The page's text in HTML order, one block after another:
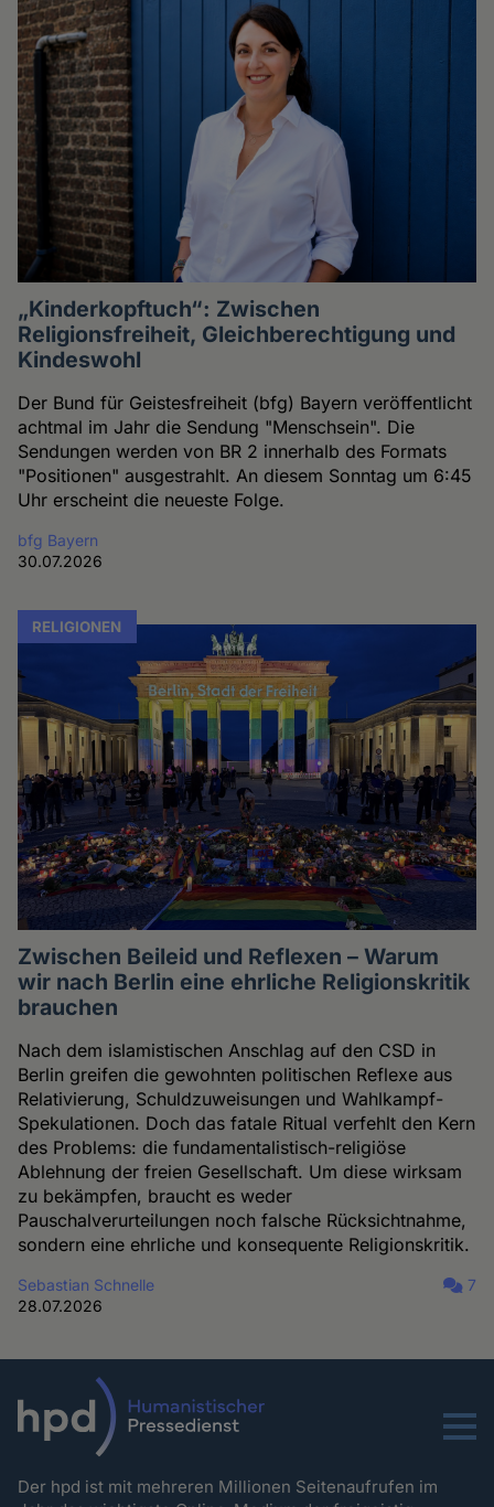
„Kinderkopftuch“: Zwischen
Religionsfreiheit, Gleichberechtigung und
Kindeswohl
Der Bund für Geistesfreiheit (bfg) Bayern veröffentlicht
achtmal im Jahr die Sendung "Menschsein". Die
Sendungen werden von BR 2 innerhalb des Formats
"Positionen" ausgestrahlt. An diesem Sonntag um 6:45
Uhr erscheint die neueste Folge.
bfg Bayern
30.07.2026
RELIGIONEN
Zwischen Beileid und Reflexen – Warum
wir nach Berlin eine ehrliche Religionskritik
brauchen
Nach dem islamistischen Anschlag auf den CSD in
Berlin greifen die gewohnten politischen Reflexe aus
Relativierung, Schuldzuweisungen und Wahlkampf-
Spekulationen. Doch das fatale Ritual verfehlt den Kern
des Problems: die fundamentalistisch-religiöse
Ablehnung der freien Gesellschaft. Um diese wirksam
zu bekämpfen, braucht es weder
Pauschalverurteilungen noch falsche Rücksichtnahme,
sondern eine ehrliche und konsequente Religionskritik.
Sebastian Schnelle
28.07.2026
7
Menu
Der hpd ist mit mehreren Millionen Seitenaufrufen im